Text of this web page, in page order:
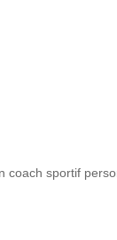
coach sportif